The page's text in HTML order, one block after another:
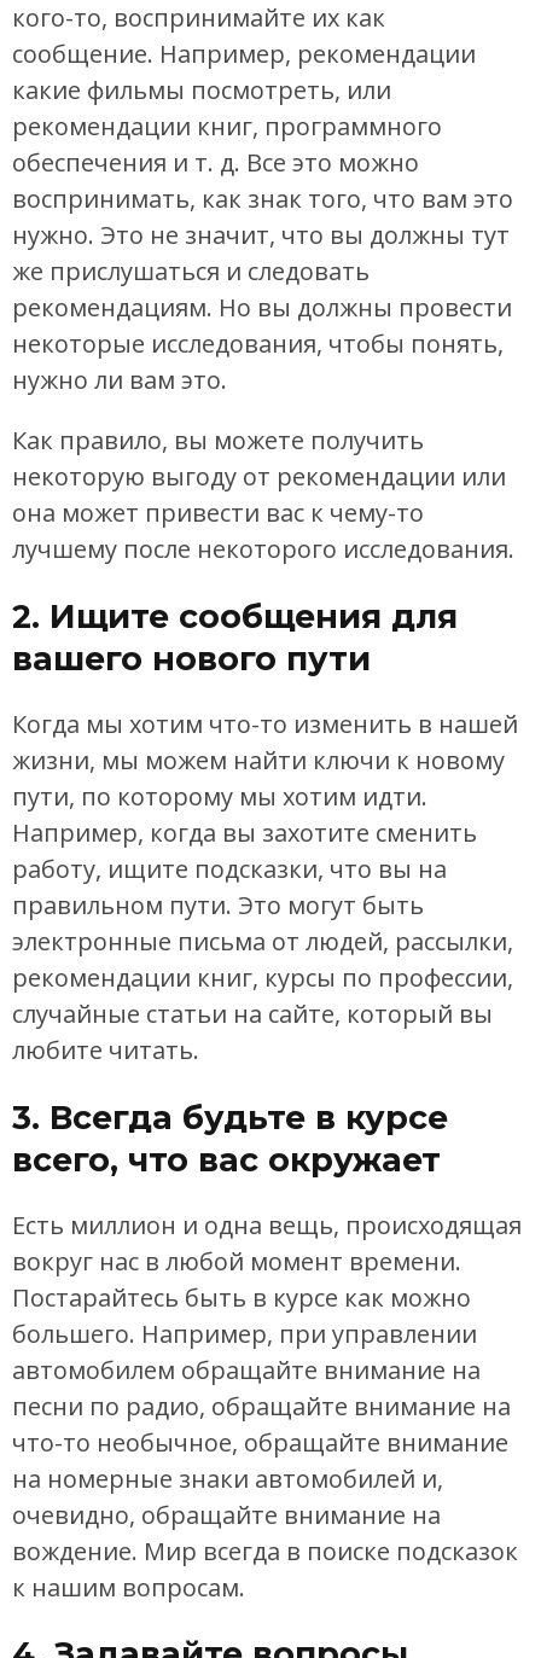
кого-то, воспринимайте их как
сообщение. Например, рекомендации
какие фильмы посмотреть, или
рекомендации книг, программного
обеспечения и т. д. Все это можно
воспринимать, как знак того, что вам это
нужно. Это не значит, что вы должны тут
же прислушаться и следовать
рекомендациям. Но вы должны провести
некоторые исследования, чтобы понять,
нужно ли вам это.
Как правило, вы можете получить
некоторую выгоду от рекомендации или
она может привести вас к чему-то
лучшему после некоторого исследования.
2. Ищите сообщения для
вашего нового пути
Когда мы хотим что-то изменить в нашей
жизни, мы можем найти ключи к новому
пути, по которому мы хотим идти.
Например, когда вы захотите сменить
работу, ищите подсказки, что вы на
правильном пути. Это могут быть
электронные письма от людей, рассылки,
рекомендации книг, курсы по профессии,
случайные статьи на сайте, который вы
любите читать.
3. Всегда будьте в курсе
всего, что вас окружает
Есть миллион и одна вещь, происходящая
вокруг нас в любой момент времени.
Постарайтесь быть в курсе как можно
большего. Например, при управлении
автомобилем обращайте внимание на
песни по радио, обращайте внимание на
что-то необычное, обращайте внимание
на номерные знаки автомобилей и,
очевидно, обращайте внимание на
вождение. Мир всегда в поиске подсказок
к нашим вопросам.